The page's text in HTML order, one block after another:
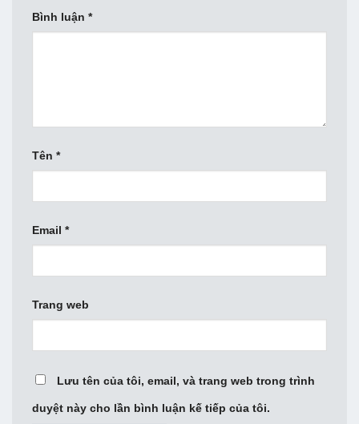
Bình luận *
Tên *
Email *
Trang web
Lưu tên của tôi, email, và trang web trong trình
duyệt này cho lần bình luận kế tiếp của tôi.